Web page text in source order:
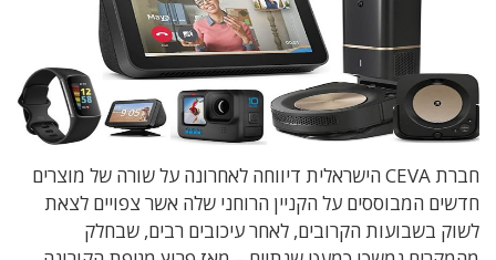
חברת CEVA הישראלית דיווחה לאחרונה על שורה של מוצרים
חדשים המבוססים על הקניין הרוחני שלה אשר צפויים לצאת
לשוק בשבועות הקרובים, לאחר עיכובים רבים, שבחלק